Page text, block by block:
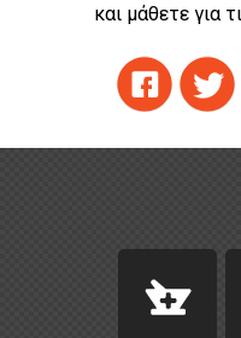
και μάθετε για